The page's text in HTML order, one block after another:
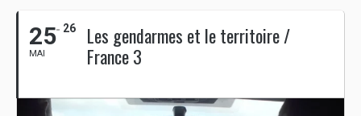
25
MAI
26
Les gendarmes et le territoire /
France 3